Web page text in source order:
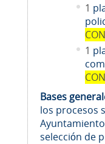
1
1
Bases
los procesos
selección de